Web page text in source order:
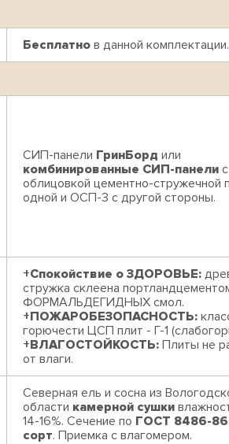
Бесплатно в данной комплектации.
СИП-панели ГринБорд или
комбинированные СИП-панели с
облицовкой цементно-стружечной
одной и ОСП-3 с другой стороны.
+Спокойствие о ЗДОРОВЬЕ:
стружка склеена
ФОРМАЛЬДЕГИДНЫХ смол.
+ПОЖАРОБЕЗОПАСНОСТЬ:
горючести ЦСП плит - Г-1
+ВЛАГОСТОЙКОСТЬ: Плиты не
от влаги.
Северная ель и сосна из
области камерной сушки
14-16%. Сечение по ГОСТ 8486-
сорт. Приемка с влагомером.